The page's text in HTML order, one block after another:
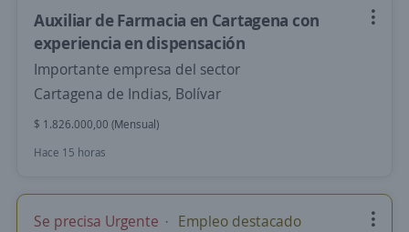
Auxiliar de Farmacia en Cartagena con
experiencia en dispensación
Importante empresa del sector
Cartagena de Indias, Bolívar
$ 1.826.000,00 (Mensual)
Hace 15 horas
Se precisa Urgente Empleo destacado